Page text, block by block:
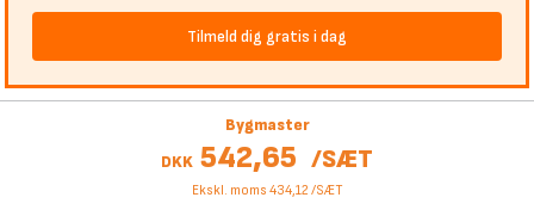
Tilmeld dig gratis i dag
Bygmaster
DKK 542,65 /SÆT
Ekskl. moms 434,12 /SÆT